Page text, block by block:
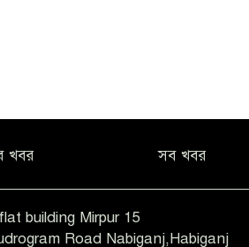
খবর সব খবর
building Mirpur 15
Road Nabiganj,Habiganj